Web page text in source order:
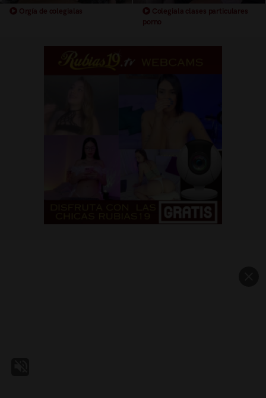
Orgía de colegialas
Colegiala clases particulares
porno